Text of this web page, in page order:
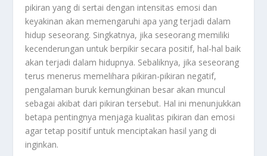
pikiran yang di sertai dengan intensitas emosi dan
keyakinan akan memengaruhi apa yang terjadi dalam
hidup seseorang. Singkatnya, jika seseorang memiliki
kecenderungan untuk berpikir secara positif, hal-hal baik
akan terjadi dalam hidupnya. Sebaliknya, jika seseorang
terus menerus memelihara pikiran-pikiran negatif,
pengalaman buruk kemungkinan besar akan muncul
sebagai akibat dari pikiran tersebut. Hal ini menunjukkan
betapa pentingnya menjaga kualitas pikiran dan emosi
agar tetap positif untuk menciptakan hasil yang di
inginkan.